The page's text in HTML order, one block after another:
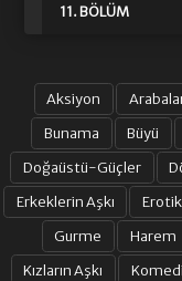
11. BÖLÜM
Aksiyon
Bunama
Büyü
Doğaüstü-Güçler
Erkeklerin Aşkı
Erotik
Gurme
Harem
Kızların Aşkı
Komedi